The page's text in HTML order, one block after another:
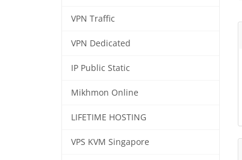
VPN Traffic
VPN Dedicated
IP Public Static
Mikhmon Online
LIFETIME HOSTING
VPS KVM Singapore